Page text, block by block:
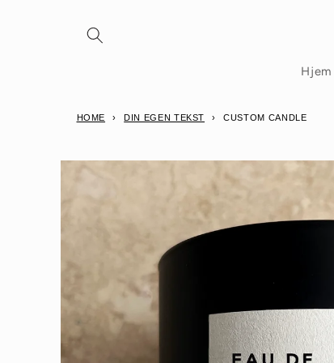
Hjem
HOME › DIN EGEN TEKST › CUSTOM CANDLE
Hopp til